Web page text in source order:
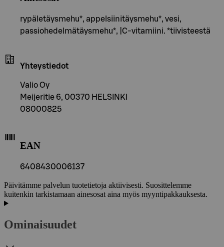
rypäletäysmehu*, appelsiinitäysmehu*, vesi,
passiohedelmätäysmehu*, |C-vitamiini. *tiivisteestä
Yhteystiedot
Valio Oy
Meijeritie 6, 00370 HELSINKI
08000825
EAN
6408430006137
Päivitämme palvelun tuotetietoja aktiivisesti. Suosittelemme
kuitenkin tarkistamaan ainesosat aina myös myyntipakkauksesta.
Ominaisuudet